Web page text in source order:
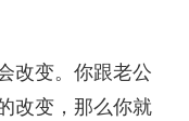
改变。你跟老公
改变，那么你就